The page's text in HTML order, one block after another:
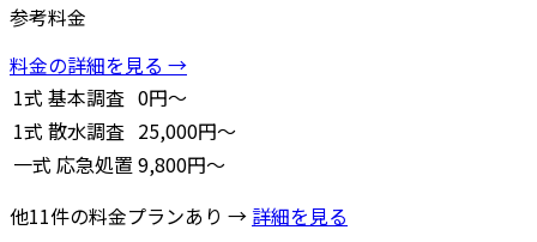
参考料金
料金の詳細を見る →
1式 基本調査 0円～
1式 散水調査 25,000円～
一式 応急処置 9,800円～
他11件の料金プランあり → 詳細を見る